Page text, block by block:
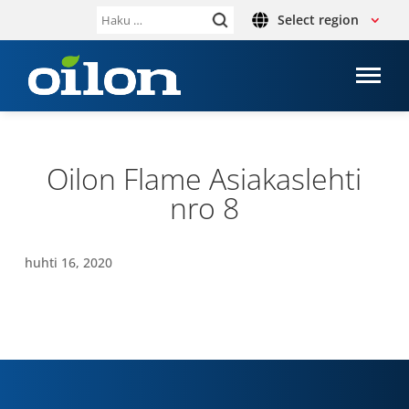
Haku: Select region
Oilon Flame Asia­kas­lehti
nro 8
huhti 16, 2020